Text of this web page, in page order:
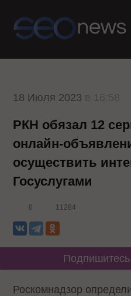
18 Июля 2023
РКН обязал 12
онлайн-
осуществить
Госуслугами
0 11284
Роскомнадзор